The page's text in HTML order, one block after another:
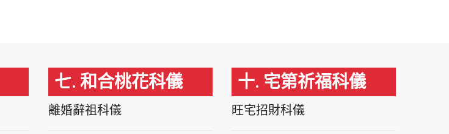
七. 和合桃花科儀
離婚辭祖科儀
十. 宅第祈福科儀
旺宅招財科儀